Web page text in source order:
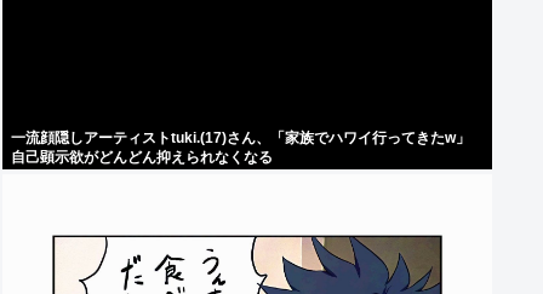
一流顔隠しアーティストtuki.(17)さん、「家族でハワイ行ってきたw」
自己顕示欲がどんどん抑えられなくなる